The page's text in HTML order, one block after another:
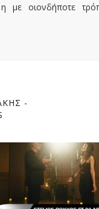
με οιονδήποτε
-